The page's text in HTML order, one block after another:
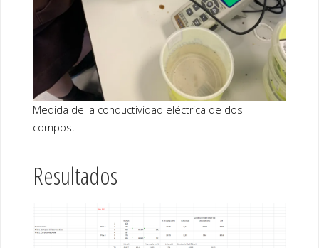
Medida de la conductividad eléctrica de dos
compost
Resultados